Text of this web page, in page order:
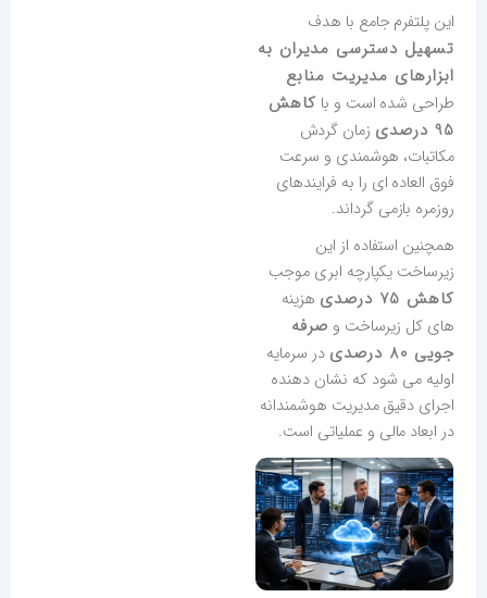
این پلتفرم جامع با هدف
تسهیل دسترسی مدیران به
ابزارهای مدیریت منابع
طراحی شده است و با کاهش
95 درصدی
زمان گردش
مکاتبات، هوشمندی و سرعت
فوق العاده ای را به فرایندهای
روزمره بازمی گرداند.
همچنین استفاده از این
زیرساخت یکپارچه ابری موجب
کاهش 75 درصدی
هزینه
های کل زیرساخت و صرفه
جویی 80 درصدی
در سرمایه
اولیه می شود که نشان دهنده
اجرای دقیق مدیریت هوشمندانه
در ابعاد مالی و عملیاتی است.